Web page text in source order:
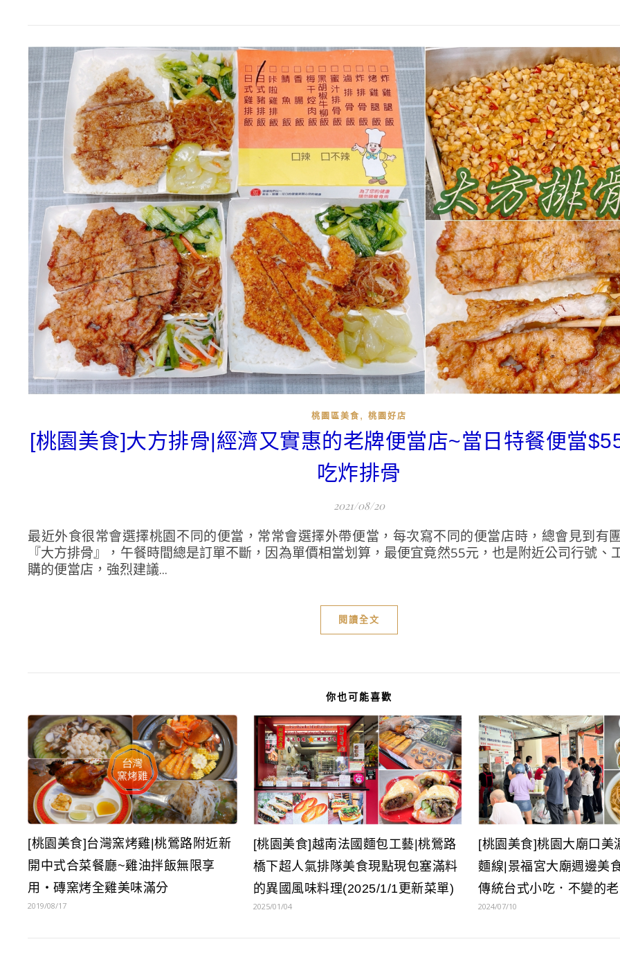
桃園區美食 , 桃園好店
[桃園美食]大方排骨|經濟又實惠的老牌便當店~當日特餐便當
吃炸排骨
2021/08/20
最近外食很常會選擇桃園不同的便當，常常會選擇外帶便當，每次寫不同的便當店時，總會見到有
『大方排骨』，午餐時間總是訂單不斷，因為單價相當划算，最便宜竟然55元，也是附近公司行號、
購的便當店，強烈建議...
閱讀全文
你也可能喜歡
[桃園美食]台灣窯烤雞|桃鶯路附近新
開中式合菜餐廳~雞油拌飯無限享
用‧磚窯烤全雞美味滿分
2019/08/17
[桃園美食]越南法國麵包工藝|桃鶯路
橋下超人氣排隊美食現點現包塞滿料
的異國風味料理(2025/1/1更新菜單)
2025/01/04
[桃園美食]桃園大廟口美
麵線|景福宮大廟週邊美
傳統台式小吃．不變的
2024/07/10